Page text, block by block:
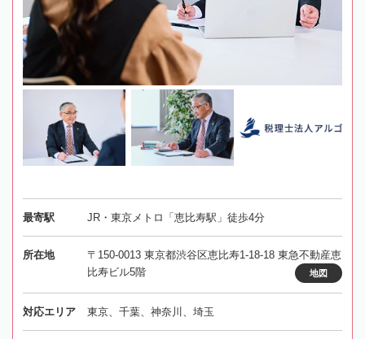
最寄駅 JR・東京メトロ「恵比寿駅」徒歩4分
所在地
〒150-0013 東京都渋谷区恵比寿1-18-18 東急不動産恵
比寿ビル5階
地図
対応エリア 東京、千葉、神奈川、埼玉